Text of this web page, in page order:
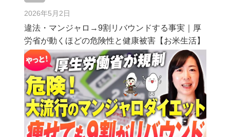
2026年5月2日
違法・マンジャロ→9割リバウンドする事実｜厚
労省が動くほどの危険性と健康被害【お米生活】